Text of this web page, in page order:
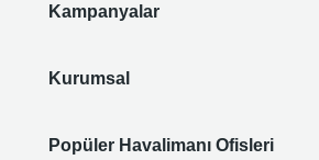
Kampanyalar
Kurumsal
Popüler Havalimanı Ofisleri